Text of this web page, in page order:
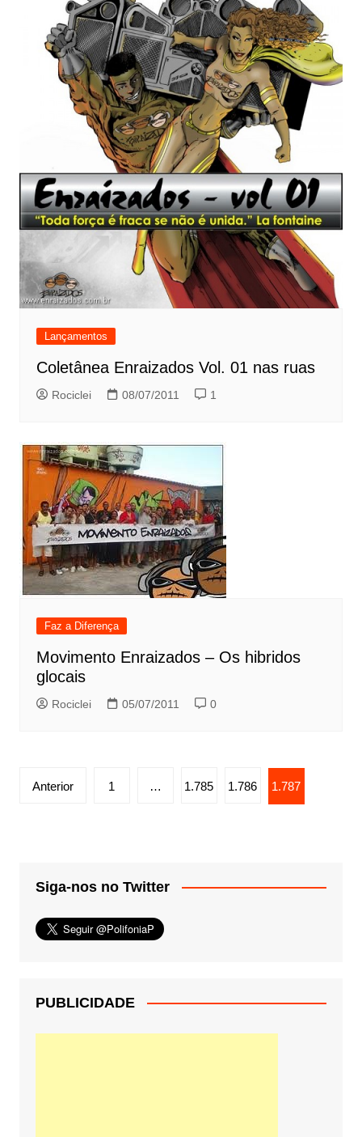
Lançamentos
Coletânea Enraizados Vol. 01 nas ruas
Rociclei 08/07/2011 1
Faz a Diferença
Movimento Enraizados – Os hibridos
glocais
Rociclei 05/07/2011 0
Paginação
Anterior 1 … 1.785 1.786 1.787
Siga-nos no Twitter
PUBLICIDADE